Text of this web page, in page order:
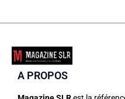
A PROPOS